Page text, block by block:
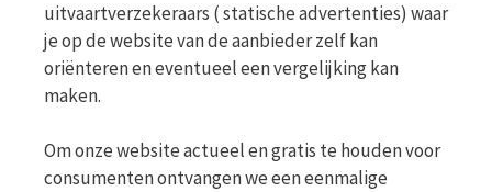
uitvaartverzekeraars ( statische advertenties) waar
je op de website van de aanbieder zelf kan
oriënteren en eventueel een vergelijking kan
maken.
Om onze website actueel en gratis te houden voor
consumenten ontvangen we een eenmalige